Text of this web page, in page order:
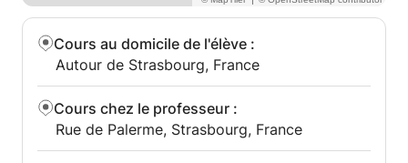
Cours au domicile de l'élève :
Autour de Strasbourg, France
Cours chez le professeur :
Rue de Palerme, Strasbourg, France